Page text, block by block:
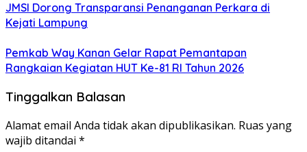
JMSI Dorong Transparansi Penanganan Perkara di
Kejati Lampung
Pemkab Way Kanan Gelar Rapat Pemantapan
Rangkaian Kegiatan HUT Ke-81 RI Tahun 2026
Tinggalkan Balasan
Alamat email Anda tidak akan dipublikasikan. Ruas yang
wajib ditandai *